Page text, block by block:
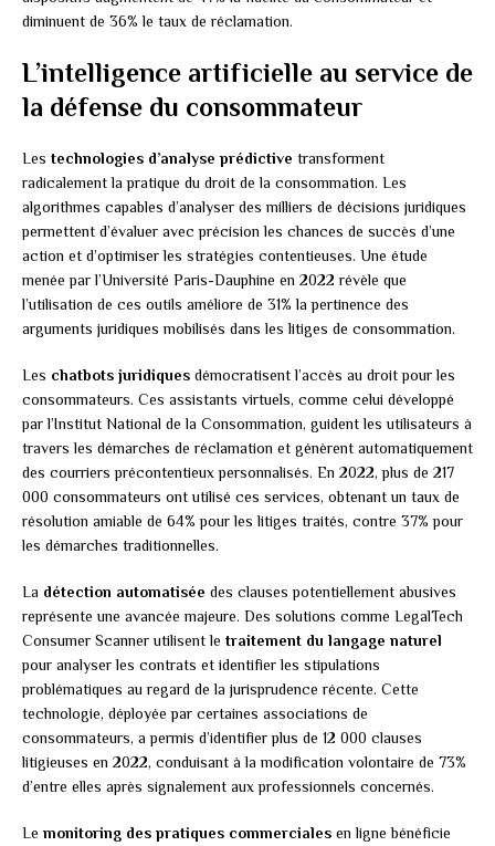
diminuent de 36% le taux de réclamation.
L’intelligence artificielle au service de
la défense du consommateur
Les technologies d’analyse prédictive transforment
radicalement la pratique du droit de la consommation. Les
algorithmes capables d’analyser des milliers de décisions juridiques
permettent d’évaluer avec précision les chances de succès d’une
action et d’optimiser les stratégies contentieuses. Une étude
menée par l’Université Paris-Dauphine en 2022 révèle que
l’utilisation de ces outils améliore de 31% la pertinence des
arguments juridiques mobilisés dans les litiges de consommation.
Les chatbots juridiques démocratisent l’accès au droit pour les
consommateurs. Ces assistants virtuels, comme celui développé
par l’Institut National de la Consommation, guident les utilisateurs à
travers les démarches de réclamation et génèrent automatiquement
des courriers précontentieux personnalisés. En 2022, plus de 217
000 consommateurs ont utilisé ces services, obtenant un taux de
résolution amiable de 64% pour les litiges traités, contre 37% pour
les démarches traditionnelles.
La détection automatisée des clauses potentiellement abusives
représente une avancée majeure. Des solutions comme LegalTech
Consumer Scanner utilisent le traitement du langage naturel
pour analyser les contrats et identifier les stipulations
problématiques au regard de la jurisprudence récente. Cette
technologie, déployée par certaines associations de
consommateurs, a permis d’identifier plus de 12 000 clauses
litigieuses en 2022, conduisant à la modification volontaire de 73%
d’entre elles après signalement aux professionnels concernés.
Le monitoring des pratiques commerciales en ligne bénéficie